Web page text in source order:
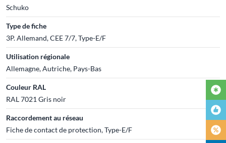
Schuko
Type de fiche
3P. Allemand, CEE 7/7, Type-E/F
Utilisation régionale
Allemagne, Autriche, Pays-Bas
Couleur RAL
RAL 7021 Gris noir
Raccordement au réseau
Fiche de contact de protection, Type-E/F